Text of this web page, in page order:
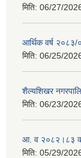
मिति: 06/27/
आर्थिक वर्ष
मिति: 06/25/
शैल्यशिखर
मिति: 06/23/
आ. व २०८२।८३ को
मिति: 05/29/